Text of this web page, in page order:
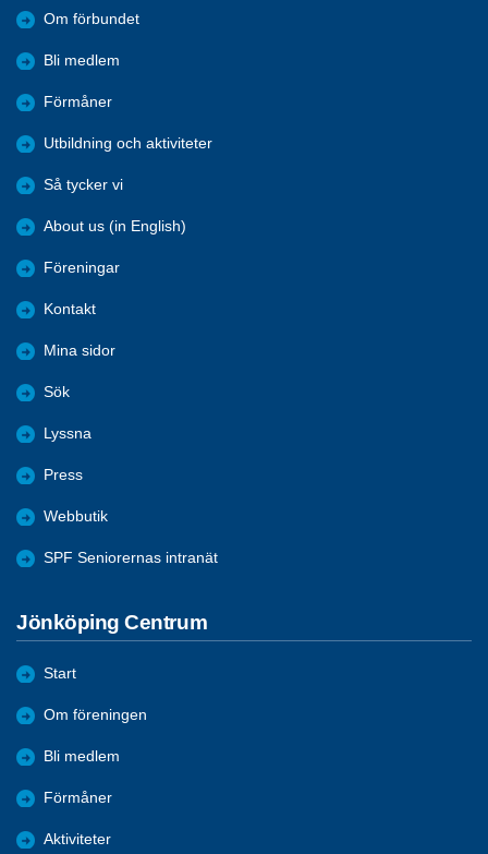
Om förbundet
Bli medlem
Förmåner
Utbildning och aktiviteter
Så tycker vi
About us (in English)
Föreningar
Kontakt
Mina sidor
Sök
Lyssna
Press
Webbutik
SPF Seniorernas intranät
Jönköping Centrum
Start
Om föreningen
Bli medlem
Förmåner
Aktiviteter